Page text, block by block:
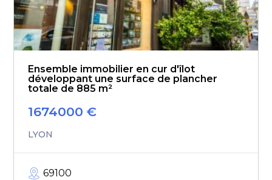
Ensemble immobilier en cur d'îlot
développant une surface de plancher
totale de 885 m²
1674000 €
LYON
69100